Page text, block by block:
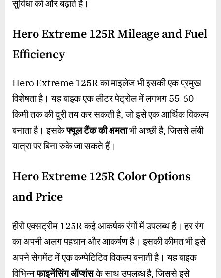
सुविधा को और बढ़ाते हैं।
Hero Extreme 125R Mileage and Fuel
Efficiency
Hero Extreme 125R का माइलेज भी इसकी एक प्रमुख
विशेषता है। यह बाइक एक लीटर पेट्रोल में लगभग 55-60
किमी तक की दूरी तय कर सकती है, जो इसे एक आर्थिक विकल्प
बनाता है। इसकेफ्यूल टैंक की क्षमताभी अच्छी है, जिससे लंबी
यात्रा पर बिना रुके जा सकते हैं।
Hero Extreme 125R Color Options
and Price
हीरो एक्सट्रीम 125R कई आकर्षक रंगों में उपलब्ध है। हर रंग
का अपनी अलग पहचान और आकर्षण है। इसकी कीमत भी इसे
अपने सेगमेंट में एक कम्पेटिटिव विकल्प बनाती है। यह बाइक
विभिन्नफाइनेंसिंग ऑप्शंसके साथ उपलब्ध है, जिससे इसे